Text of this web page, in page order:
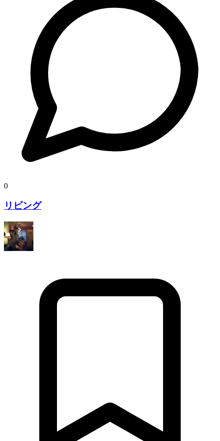
0
リビング